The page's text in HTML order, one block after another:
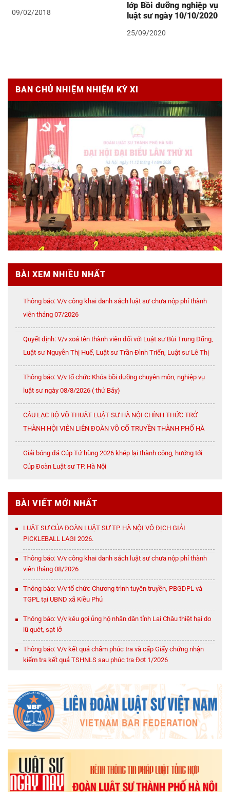
09/02/2018
lớp Bồi dưỡng nghiệp vụ
luật sư ngày 10/10/2020
25/09/2020
BAN CHỦ NHIỆM NHIỆM KỲ XI
BÀI XEM NHIỀU NHẤT
Thông báo: V/v công khai danh sách luật sư chưa nộp phí thành
viên tháng 07/2026
Quyết định: V/v xoá tên thành viên đối với Luật sư Bùi Trung Dũng,
Luật sư Nguyễn Thị Huế, Luật sư Trần Đình Triển, Luật sư Lê Thị
Oanh
Thông báo: V/v tổ chức Khóa bồi dưỡng chuyên môn, nghiệp vụ
luật sư ngày 08/8/2026 ( thứ Bảy)
CÂU LẠC BỘ VÕ THUẬT LUẬT SƯ HÀ NỘI CHÍNH THỨC TRỞ
THÀNH HỘI VIÊN LIÊN ĐOÀN VÕ CỔ TRUYỀN THÀNH PHỐ HÀ
NỘI
Giải bóng đá Cúp Tứ hùng 2026 khép lại thành công, hướng tới
Cúp Đoàn Luật sư TP. Hà Nội
BÀI VIẾT MỚI NHẤT
LUẬT SƯ CỦA ĐOÀN LUẬT SƯ TP. HÀ NỘI VÔ ĐỊCH GIẢI
PICKLEBALL LAGI 2026.
Thông báo: V/v công khai danh sách luật sư chưa nộp phí thành
viên tháng 08/2026
Thông báo: V/v tổ chức Chương trình tuyên truyền, PBGDPL và
TGPL tại UBND xã Kiều Phú
Thông báo: V/v kêu gọi ủng hộ nhân dân tỉnh Lai Châu thiệt hại do
lũ quét, sạt lở
Thông báo: V/v kết quả chấm phúc tra và cấp Giấy chứng nhận
kiểm tra kết quả TSHNLS sau phúc tra Đợt 1/2026